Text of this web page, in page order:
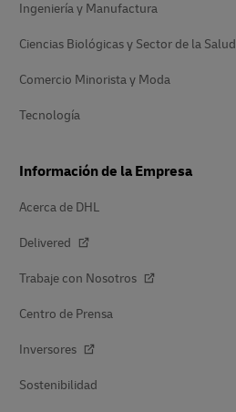
Ingeniería y Manufactura
Ciencias Biológicas y Sector de la Salud
Comercio Minorista y Moda
Tecnología
Información de la Empresa
Acerca de DHL
Delivered
Trabaje con Nosotros
Centro de Prensa
Inversores
Sostenibilidad